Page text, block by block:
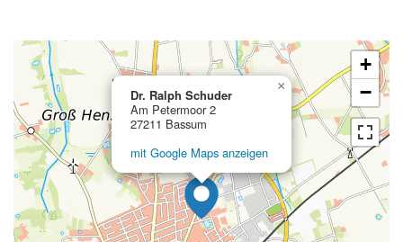
Dr. Ralph Schuder
Am Petermoor 2
27211 Bassum
mit Google Maps anzeigen
×
+
−